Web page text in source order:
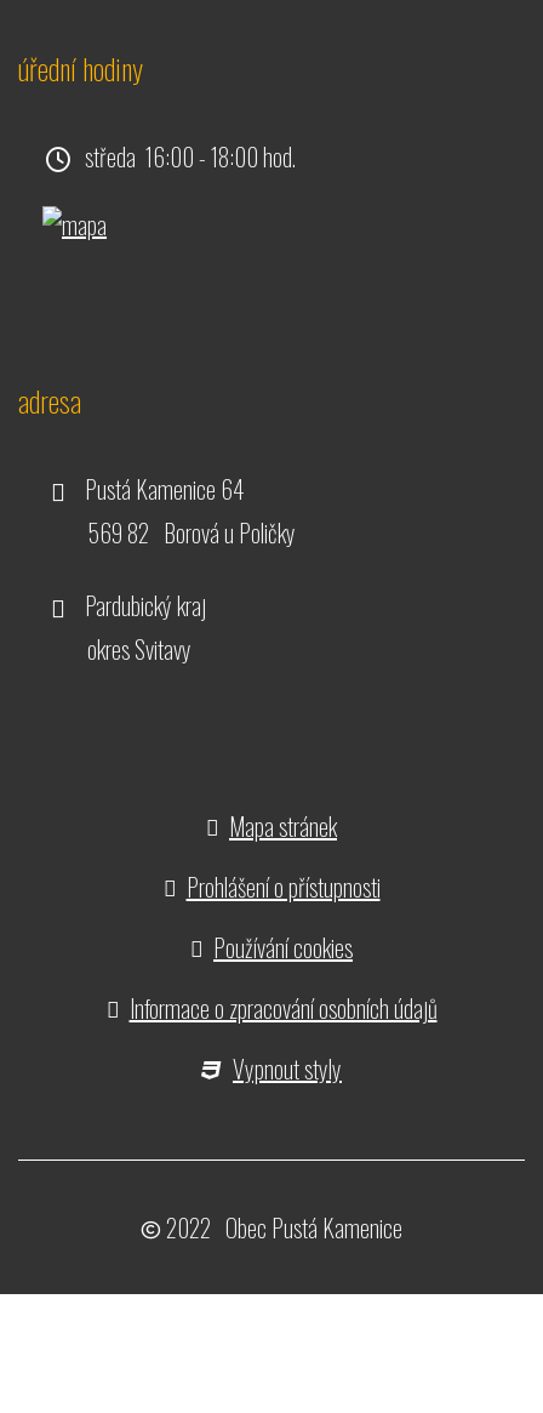
úřední hodiny
středa 16:00 - 18:00 hod.
adresa
Pustá Kamenice 64
569 82 Borová u Poličky
Pardubický kraj
okres Svitavy
Mapa stránek
Prohlášení o přístupnosti
Používání cookies
Informace o zpracování osobních údajů
Vypnout styly
2022 Obec Pustá Kamenice